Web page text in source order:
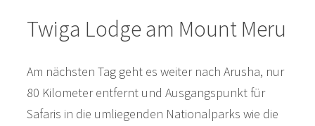
Twiga Lodge am Mount Meru
Am nächsten Tag geht es weiter nach Arusha, nur
80 Kilometer entfernt und Ausgangspunkt für
Safaris in die umliegenden Nationalparks wie die